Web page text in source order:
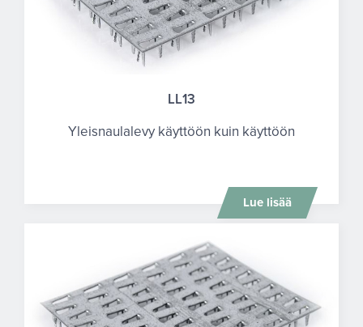
LL13
Yleisnaulalevy käyttöön kuin käyttöön
Lue lisää